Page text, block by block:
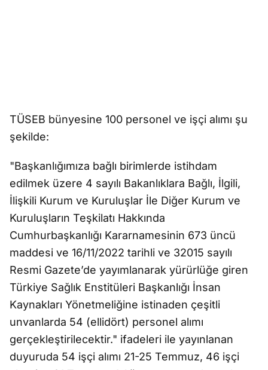
TÜSEB bünyesine 100 personel ve işçi alımı şu
şekilde:
"Başkanlığımıza bağlı birimlerde istihdam
edilmek üzere 4 sayılı Bakanlıklara Bağlı, İlgili,
İlişkili Kurum ve Kuruluşlar İle Diğer Kurum ve
Kuruluşların Teşkilatı Hakkında
Cumhurbaşkanlığı Kararnamesinin 673 üncü
maddesi ve 16/11/2022 tarihli ve 32015 sayılı
Resmi Gazete’de yayımlanarak yürürlüğe giren
Türkiye Sağlık Enstitüleri Başkanlığı İnsan
Kaynakları Yönetmeliğine istinaden çeşitli
unvanlarda 54 (ellidört) personel alımı
gerçekleştirilecektir." ifadeleri ile yayınlanan
duyuruda 54 işçi alımı 21-25 Temmuz, 46 işçi